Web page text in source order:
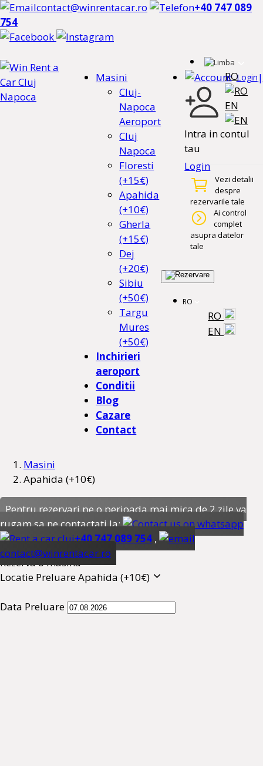
contact@winrentacar.ro
+40 747 089
754
RO
EN
Masini
Cluj-
Napoca
Aeroport
Cluj
Napoca
Floresti
(+15€)
Apahida
(+10€)
Gherla
(+15€)
Dej
(+20€)
Sibiu
(+50€)
Targu
Mures
(+50€)
Inchirieri
aeroport
Conditii
Blog
Cazare
Contact
Login |
Intra in contul
tau
Login
Vezi detalii
despre
rezervarile tale
Ai control
complet
asupra datelor
tale
RO
RO
EN
Masini
Apahida (+10€)
Pentru rezervari pe o perioada mai mica de 2 zile va
rugam sa ne contactati la:
+40 747 089 754 ,
contact@winrentacar.ro
Rezerva o masina
Locatie PreluareApahida (+10€)
Data Preluare